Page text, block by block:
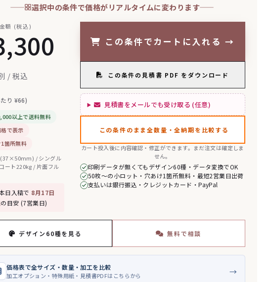
選択中の条件で価格がリアルタイムに変わります
額 (税込)
/ 税込
り ¥66)
以上で送料無料
で表示
箇所無料
(37×50mm) / シングル
ート220kg / 片面フル
日入稿で 8月17日
の目安 (7営業日)
この条件でカートに入れる →
この条件の見積書 PDF をダウンロード
見積書をメールでも受け取る (任意)
この条件のまま全数量・全納期を比較する
カート投入後に内容確認・修正ができます。まだ注文は確定しま
せん。
印刷データが無くてもデザイン60種・データ変換でOK
50枚〜の小ロット・穴あけ1箇所無料・最短2営業日出荷
支払いは銀行振込・クレジットカード・PayPal
デザイン60種を見る 無料で相談
価格表で全サイズ・数量・加工を比較
加工オプション・特殊用紙・見積書PDFはこちらから →